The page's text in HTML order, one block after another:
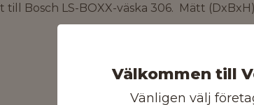
Välkommen till
Vänligen välj
Bosch LS-BOXX-väska 306. Mätt